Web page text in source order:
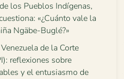
los Pueblos Indígenas,
«¿Cuánto vale la
Ngäbe-Buglé?»
de la Corte
reflexiones sobre
y el entusiasmo de